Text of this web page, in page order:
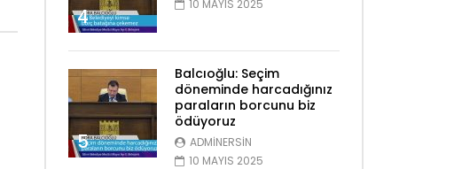
4
10 MAYIS 2025
5
Balcıoğlu: Seçim
döneminde harcadığınız
paraların borcunu biz
ödüyoruz
ADMINERSIN
10 MAYIS 2025